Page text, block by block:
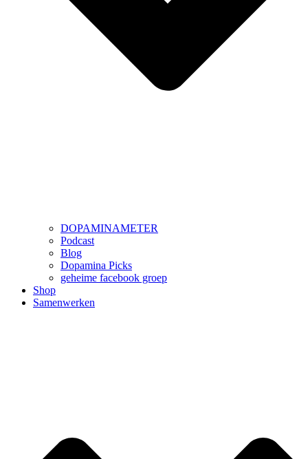
DOPAMINAMETER
Podcast
Blog
Dopamina Picks
geheime facebook groep
Shop
Samenwerken